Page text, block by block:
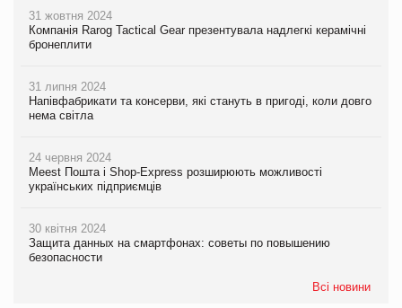
31 жовтня 2024
Компанія Rarog Tactical Gear презентувала надлегкі керамічні
бронеплити
31 липня 2024
Напівфабрикати та консерви, які стануть в пригоді, коли довго
нема світла
24 червня 2024
Meest Пошта і Shop-Express розширюють можливості
українських підприємців
30 квітня 2024
Защита данных на смартфонах: советы по повышению
безопасности
Всі новини